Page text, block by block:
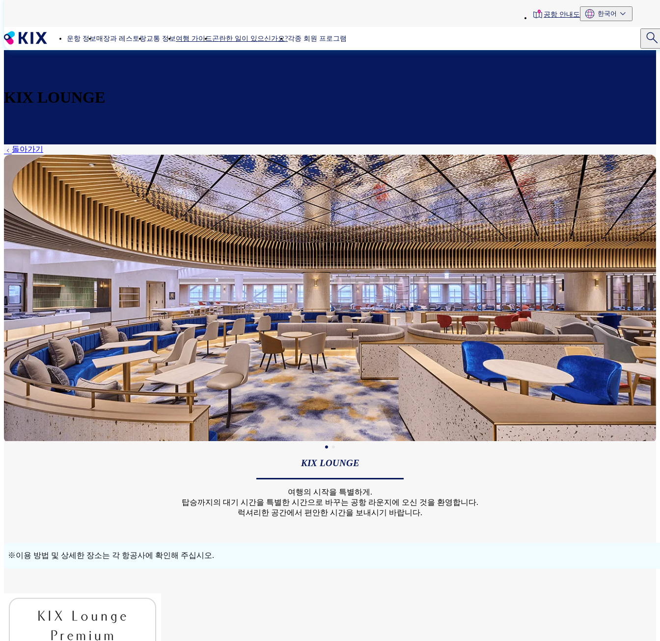
콘
텐
츠
뛰
기
toolbar공항 안내도 한국어
운항 정보매장과 레스토랑교통 정보여행 가이드곤란한 일이 있으신가요?각종 회원 프로그램
KIX LOUNGE
돌아가기
KIX LOUNGE
여행의 시작을 특별하게.
탑승까지의 대기 시간을 특별한 시간으로 바꾸는 공항 라운지에 오신 것을 환영합니다.
럭셔리한 공간에서 편안한 시간을 보내시기 바랍니다.
※이용 방법 및 상세한 장소는 각 항공사에 확인해 주십시오.